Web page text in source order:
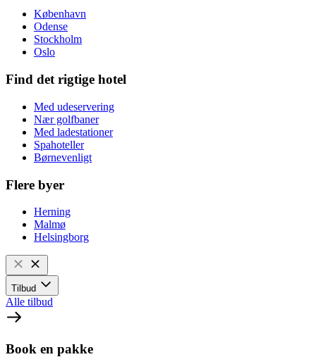
København
Odense
Stockholm
Oslo
Find det rigtige hotel
Med udeservering
Nær golfbaner
Med ladestationer
Spahoteller
Børnevenligt
Flere byer
Herning
Malmø
Helsingborg
Tilbud
Alle tilbud
Book en pakke